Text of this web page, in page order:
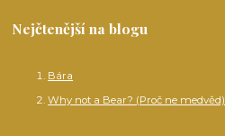
Nejčtenější na blogu
Bára
Why not a Bear? (Proč ne medvěd)